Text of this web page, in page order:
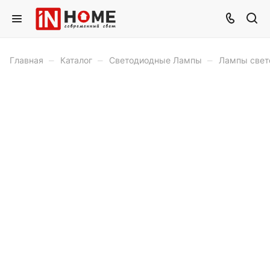
Главная – Каталог – Светодиодные Лампы – Лампы